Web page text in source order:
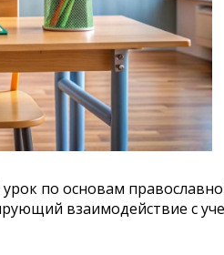
по основам
взаимодействие с